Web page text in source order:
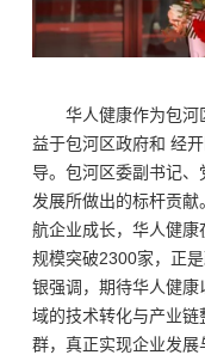
华人健康作为包
益于包河区政府和 经
导。包河区委副书记
发展所做出的标杆贡
航企业成长，华人健
规模突破2300家，正
银强调，期待华人健
域的技术转化与产业
群，真正实现企业发展